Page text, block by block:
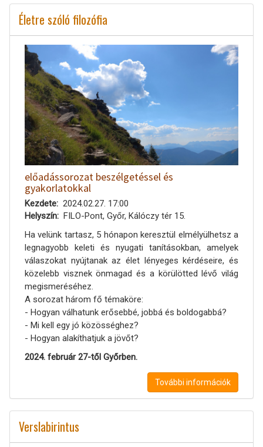
Életre szóló filozófia
előadássorozat beszélgetéssel és
gyakorlatokkal
Kezdete
2024.02.27. 17:00
Helyszín
FILO-Pont, Győr, Kálóczy tér 15.
Ha velünk tartasz, 5 hónapon keresztül elmélyülhetsz a
legnagyobb keleti és nyugati tanításokban, amelyek
válaszokat nyújtanak az élet lényeges kérdéseire, és
közelebb visznek önmagad és a körülötted lévő világ
megismeréséhez.
A sorozat három fő témaköre:
- Hogyan válhatunk erősebbé, jobbá és boldogabbá?
- Mi kell egy jó közösséghez?
- Hogyan alakíthatjuk a jövőt?
2024. február 27-től Győrben.
További információk
Verslabirintus